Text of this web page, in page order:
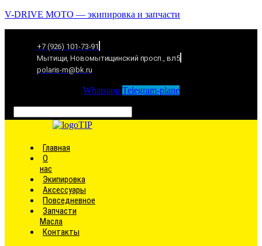
V-DRIVE MOTO — экипировка и запчасти
+7 (926) 101-73-91
Мытищи, Новомытищинский просп., вл5
polaris-m@bk.ru
Whatsapp Telegram-plane
Главная
О
нас
Экипировка
Аксессуары
Повседневное
Запчасти
Масла
Контакты